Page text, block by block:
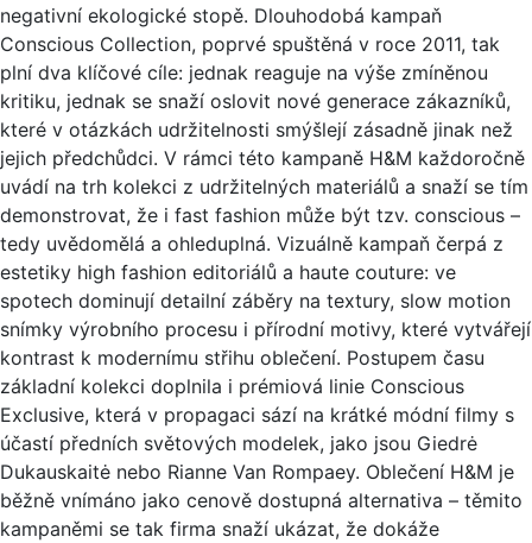
negativní ekologické stopě. Dlouhodobá kampaň
Conscious Collection, poprvé spuštěná v roce 2011, tak
plní dva klíčové cíle: jednak reaguje na výše zmíněnou
kritiku, jednak se snaží oslovit nové generace zákazníků,
které v otázkách udržitelnosti smýšlejí zásadně jinak než
jejich předchůdci. V rámci této kampaně H&M každoročně
uvádí na trh kolekci z udržitelných materiálů a snaží se tím
demonstrovat, že i fast fashion může být tzv. conscious –
tedy uvědomělá a ohleduplná. Vizuálně kampaň čerpá z
estetiky high fashion editoriálů a haute couture: ve
spotech dominují detailní záběry na textury, slow motion
snímky výrobního procesu i přírodní motivy, které vytvářejí
kontrast k modernímu střihu oblečení. Postupem času
základní kolekci doplnila i prémiová linie Conscious
Exclusive, která v propagaci sází na krátké módní filmy s
účastí předních světových modelek, jako jsou Giedrė
Dukauskaitė nebo Rianne Van Rompaey. Oblečení H&M je
běžně vnímáno jako cenově dostupná alternativa – těmito
kampaněmi se tak firma snaží ukázat, že dokáže